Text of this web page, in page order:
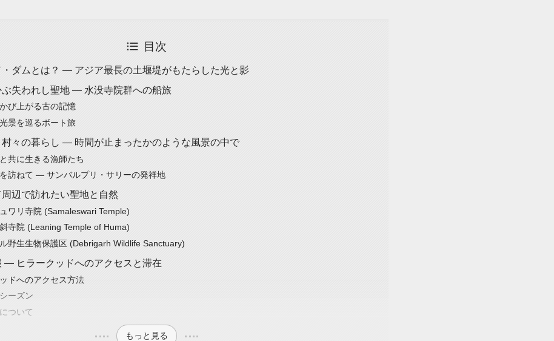
目次
・ダムとは？ — アジア最長の土堰堤がもたらした光と影
ぶ失われし聖地 — 水没寺院群への船旅
び上がる古の記憶
景を巡るボート旅
村々の暮らし — 時間が止まったかのような風景の中で
共に生きる漁師たち
訪ねて — サンバルプリ・サリーの発祥地
辺で訪れたい聖地と自然
ワリ寺院 (Samaleswari Temple)
寺院 (Leaning Temple of Huma)
野生生物保護区 (Debrigarh Wildlife Sanctuary)
— ヒラークッドへのアクセスと滞在
ドへのアクセス方法
ーズン
ついて
もっと見る